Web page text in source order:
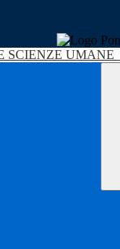
SCIENZE UMANE